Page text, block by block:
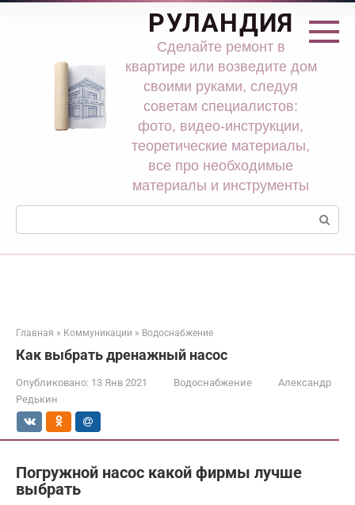
Перейти
РУЛАНДИЯ
Сделайте ремонт в
квартире или возведите дом
своими руками, следуя
советам специалистов:
фото, видео-инструкции,
теоретические материалы,
все про необходимые
материалы и инструменты
Поиск:
Главная » Коммуникации » Водоснабжение
Как выбрать дренажный насос
Опубликовано: 13 Янв 2021 Водоснабжение
Александр
Редькин
Погружной насос какой фирмы лучше
выбрать